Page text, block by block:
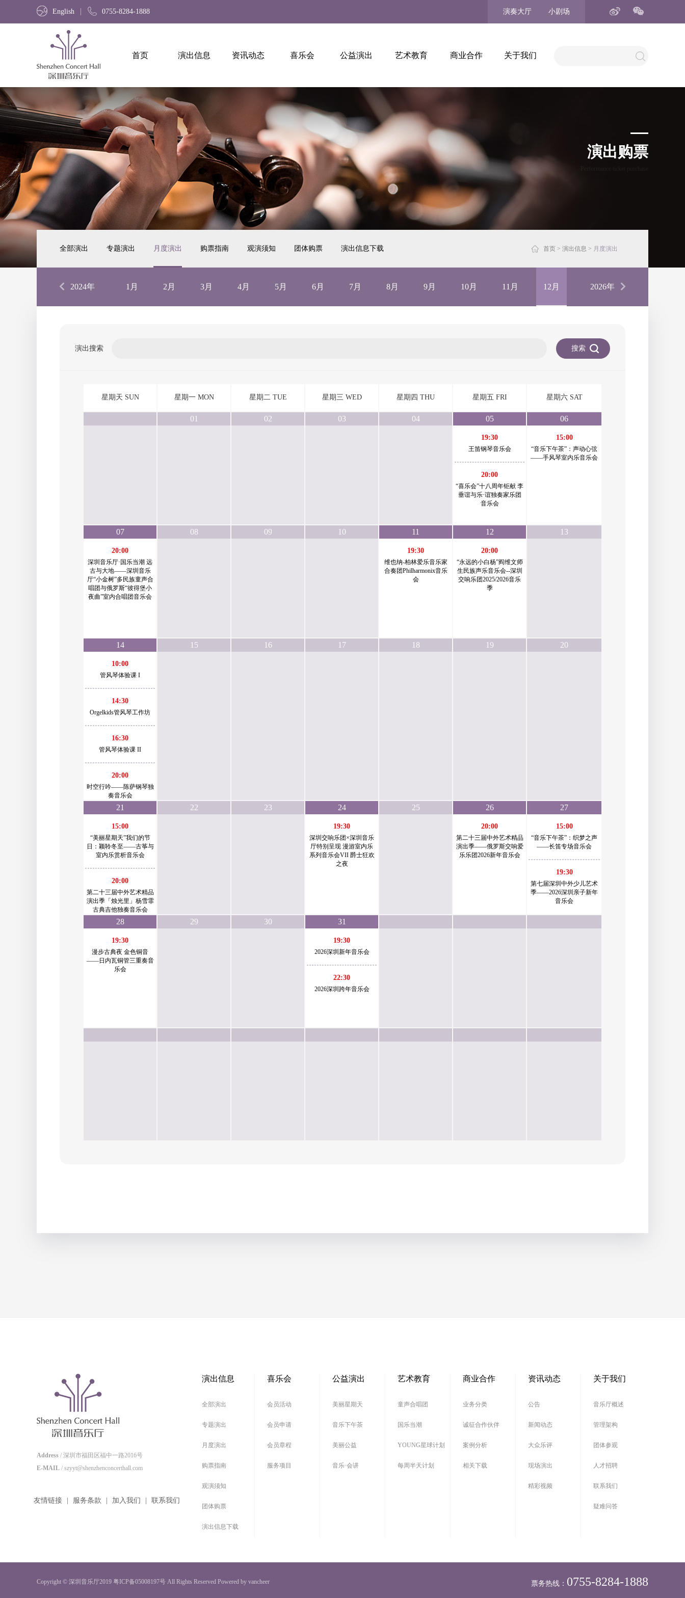
English 0755-8284-1888 演奏大厅 小剧场
首页 演出信息 资讯动态 喜乐会 公益演出 艺术教育 商业合作 关于我们
演出购票
全部演出 专题演出 月度演出 购票指南 观演须知 团体购票 演出信息下载 首页 > 演出信息 > 月度演出
2024年 1月 2月 3月 4月 5月 6月 7月 8月 9月 10月 11月 12月 2026年
演出搜索 搜索
星期天 SUN 星期一 MON 星期二 TUE 星期三 WED 星期四 THU 星期五 FRI 星期六 SAT
01 02 03 04 05
19:30
王笛钢琴音乐会
20:00
“喜乐会”十八周年钜献 李
垂谊与乐·谊独奏家乐团
音乐会
06
15:00
“音乐下午茶”：声动心弦
——手风琴室内乐音乐会
07
20:00
深圳音乐厅·国乐当潮 远
古与大地——深圳音乐
厅“小金树”多民族童声合
唱团与俄罗斯“彼得堡小
夜曲”室内合唱团音乐会
08 09 10 11
19:30
维也纳-柏林爱乐音乐家
合奏团Philharmonix音乐
会
12
20:00
“永远的小白杨”阎维文师
生民族声乐音乐会--深圳
交响乐团2025/2026音乐
季
13
14
10:00
管风琴体验课 I
14:30
Orgelkids管风琴工作坊
16:30
管风琴体验课 II
20:00
时空行吟——陈萨钢琴独
奏音乐会
15 16 17 18 19 20
21
15:00
“美丽星期天”我们的节
日：颖聆冬至——古筝与
室内乐赏析音乐会
20:00
第二十三届中外艺术精品
演出季「烛光里」杨雪霏
古典吉他独奏音乐会
22 23 24
19:30
深圳交响乐团×深圳音乐
厅特别呈现 漫游室内乐
系列音乐会VII 爵士狂欢
之夜
25 26
20:00
第二十三届中外艺术精品
演出季——俄罗斯交响爱
乐乐团2026新年音乐会
27
15:00
“音乐下午茶”：织梦之声
——长笛专场音乐会
19:30
第七届深圳中外少儿艺术
季——2026深圳亲子新年
音乐会
28
19:30
漫步古典夜 金色铜音
——日内瓦铜管三重奏音
乐会
29 30 31
19:30
2026深圳新年音乐会
22:30
2026深圳跨年音乐会
Address / 深圳市福田区福中一路2016号
E-MAIL / szyyt@shenzhenconcerthall.com
友情链接 服务条款 加入我们 联系我们
演出信息
全部演出
专题演出
月度演出
购票指南
观演须知
团体购票
演出信息下载
喜乐会
会员活动
会员申请
会员章程
服务项目
公益演出
美丽星期天
音乐下午茶
美丽公益
音乐·会讲
艺术教育
童声合唱团
国乐当潮
YOUNG星球计划
每周半天计划
商业合作
业务分类
诚征合作伙伴
案例分析
相关下载
资讯动态
公告
新闻动态
大众乐评
现场演出
精彩视频
关于我们
音乐厅概述
管理架构
团体参观
人才招聘
联系我们
疑难问答
Copyright © 深圳音乐厅2019 粤ICP备05008197号 All Rights Reserved Powered by vancheer 票务热线： 0755-8284-1888